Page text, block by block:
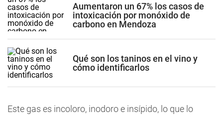
Aumentaron un 67% los casos de
intoxicación por monóxido de
carbono en Mendoza
Qué son los taninos en el vino y
cómo identificarlos
Este gas es incoloro, inodoro e insípido, lo que lo